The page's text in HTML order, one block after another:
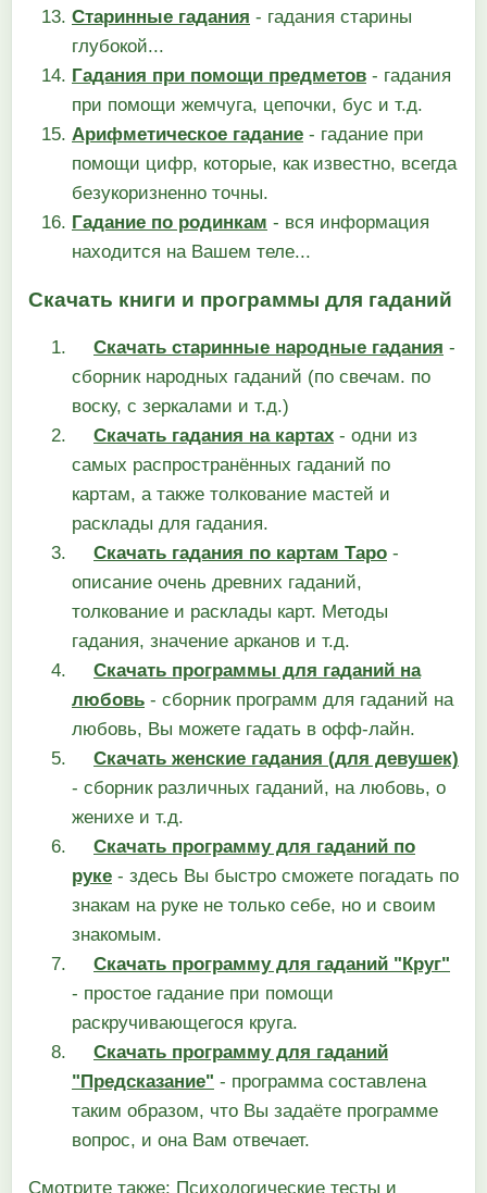
Старинные гадания - гадания старины
глубокой...
Гадания при помощи предметов - гадания
при помощи жемчуга, цепочки, бус и т.д.
Арифметическое гадание - гадание при
помощи цифр, которые, как известно, всегда
безукоризненно точны.
Гадание по родинкам - вся информация
находится на Вашем теле...
Скачать книги и программы для гаданий
Скачать старинные народные гадания -
сборник народных гаданий (по свечам. по
воску, с зеркалами и т.д.)
Скачать гадания на картах - одни из
самых распространённых гаданий по
картам, а также толкование мастей и
расклады для гадания.
Скачать гадания по картам Таро -
описание очень древних гаданий,
толкование и расклады карт. Методы
гадания, значение арканов и т.д.
Скачать программы для гаданий на
любовь - сборник программ для гаданий на
любовь, Вы можете гадать в офф-лайн.
Скачать женские гадания (для девушек)
- сборник различных гаданий, на любовь, о
женихе и т.д.
Скачать программу для гаданий по
руке - здесь Вы быстро сможете погадать по
знакам на руке не только себе, но и своим
знакомым.
Скачать программу для гаданий "Круг"
- простое гадание при помощи
раскручивающегося круга.
Скачать программу для гаданий
"Предсказание" - программа составлена
таким образом, что Вы задаёте программе
вопрос, и она Вам отвечает.
Смотрите также: Психологические тесты и